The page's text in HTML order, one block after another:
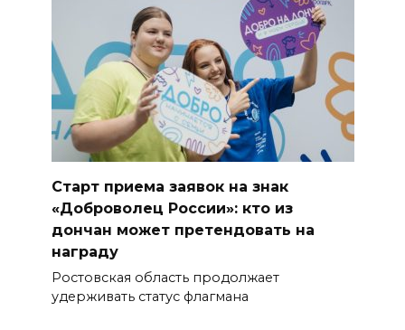
Старт приема заявок на знак
«Доброволец России»: кто из
дончан может претендовать на
награду
Ростовская область продолжает
удерживать статус флагмана